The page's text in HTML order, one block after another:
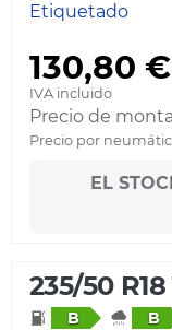
Etiquetado
130,80 €
IVA incluido
Precio de
Precio por
EL
235/50 R18
B B